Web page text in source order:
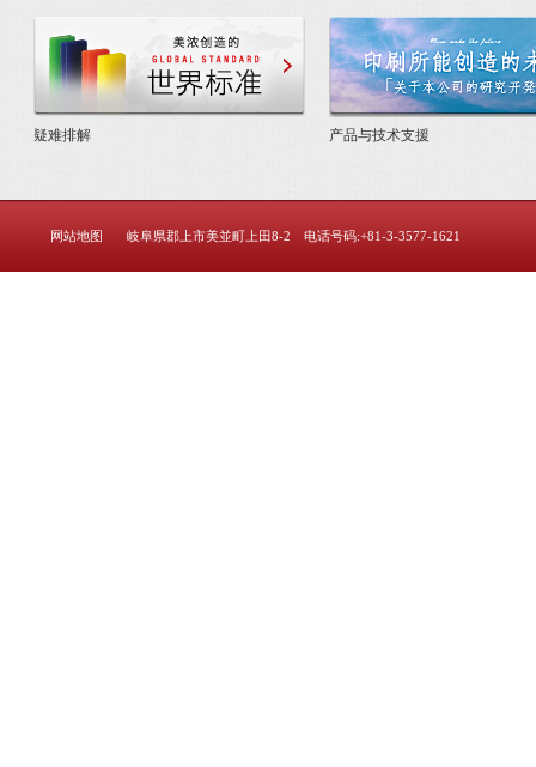
美浓创造的世界标准
疑难排解 产品与技术支援
网站地图 岐阜県郡上市美並町上田8-2 电话号码:+81-3-3577-1621